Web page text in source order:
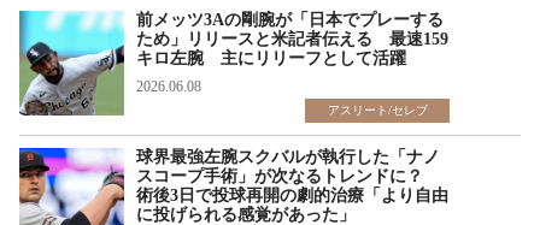
前メッツ3Aの剛腕が「日本でプレーする
ため」リリースと米記者伝える 最速159
キロ左腕 主にリリーフとして活躍
2026.06.08
アスリート/セレブ
球界最強左腕スクバルが執行した「ナノ
スコープ手術」が次なるトレンドに？
術後3日で投球再開の劇的治療「より自由
に投げられる感覚があった」